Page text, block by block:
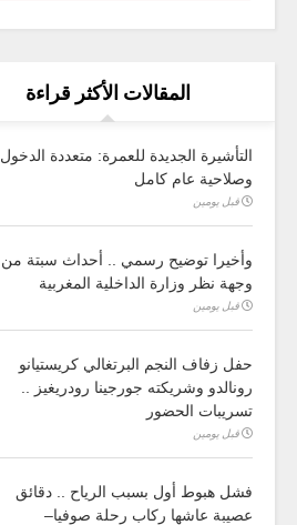
المقالات الأكثر قراءة
التأشيرة الجديدة للعمرة: متعددة الدخول
وصلاحية عام كامل
قبل يومين
وأخيرا توضيح رسمي .. أحداث سبتة من
وجهة نظر وزارة الداخلية المغربية
قبل يومين
حفل زفاف النجم البرتغالي كريستيانو
رونالدو وشريكته جورجينا رودريغيز ..
تسريبات الحضور
قبل يومين
فشل هبوط أول بسبب الرياح .. دقائق
عصيبة عاشها ركاب رحلة صوفيا–